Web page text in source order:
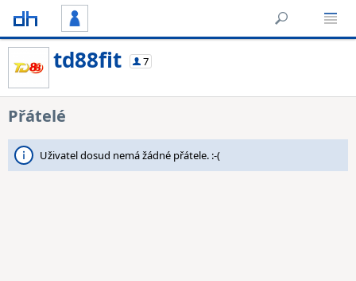
td88fit 7
Přátelé
Uživatel dosud nemá žádné přátele. :-(